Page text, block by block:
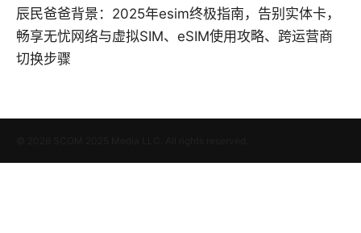
辰民爸爸背景：2025年esim终极指南，告别实体卡，
畅享无忧网络与虚拟SIM、eSIM使用攻略、跨运营商
切换步骤